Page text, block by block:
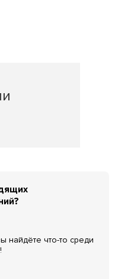
найдёте что-то среди